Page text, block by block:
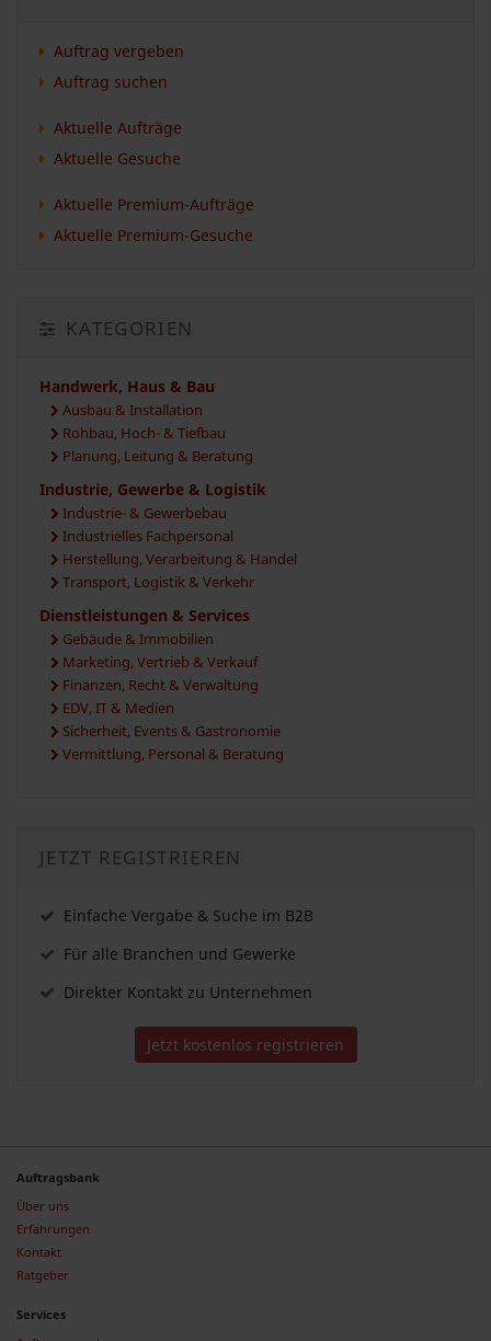
Auftrag vergeben
Auftrag suchen
Aktuelle Aufträge
Aktuelle Gesuche
Aktuelle Premium-Aufträge
Aktuelle Premium-Gesuche
KATEGORIEN
Handwerk, Haus & Bau
Ausbau & Installation
Rohbau, Hoch- & Tiefbau
Planung, Leitung & Beratung
Industrie, Gewerbe & Logistik
Industrie- & Gewerbebau
Industrielles Fachpersonal
Herstellung, Verarbeitung & Handel
Transport, Logistik & Verkehr
Dienstleistungen & Services
Gebäude & Immobilien
Marketing, Vertrieb & Verkauf
Finanzen, Recht & Verwaltung
EDV, IT & Medien
Sicherheit, Events & Gastronomie
Vermittlung, Personal & Beratung
JETZT REGISTRIEREN
Einfache Vergabe & Suche im B2B
Für alle Branchen und Gewerke
Direkter Kontakt zu Unternehmen
Jetzt kostenlos registrieren
Auftragsbank
Über uns
Erfahrungen
Kontakt
Ratgeber
Services